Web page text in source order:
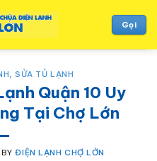
Gọi
,SỬA TỦ LẠNH
Quận 10 Uy
Tại Chợ Lớn
BYĐIỆN LẠNH CHỢ LỚN